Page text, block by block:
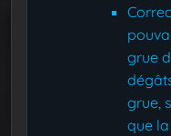
grue
grue,
que